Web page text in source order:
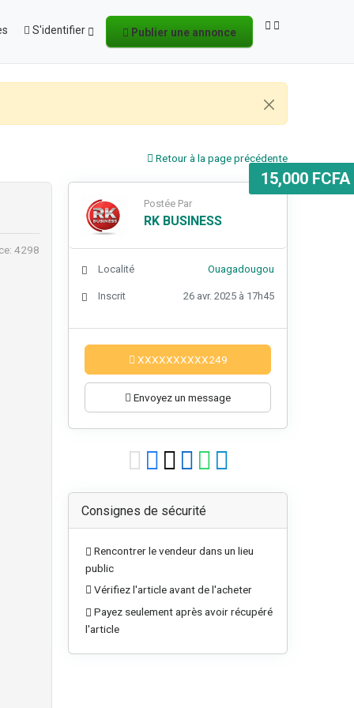
S'identifier Publier une annonce
Retour à la page précédente
4298
15,000 FCFA
Postée Par
RK BUSINESS
Localité Ouagadougou
Inscrit 26 avr. 2025 à 17h45
XXXXXXXXXX249
Envoyez un message
Consignes de sécurité
Rencontrer le vendeur dans un lieu
public
Vérifiez l'article avant de l'acheter
Payez seulement après avoir récupéré
l'article